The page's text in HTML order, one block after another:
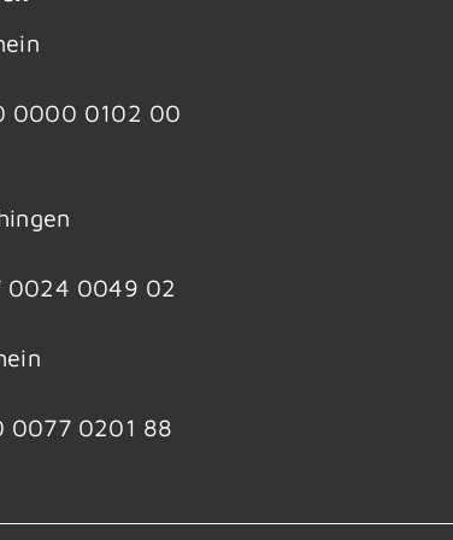
0000 0102 00
0024 0049 02
0077 0201 88